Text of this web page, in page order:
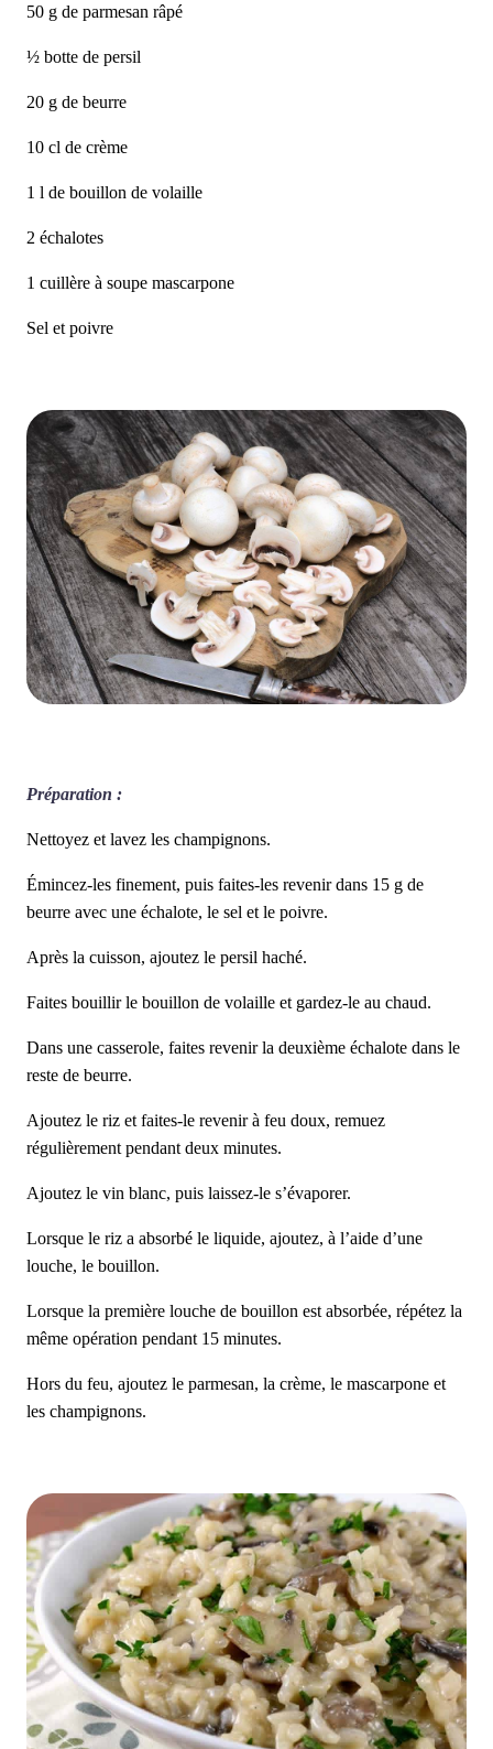
50 g de parmesan râpé
½ botte de persil
20 g de beurre
10 cl de crème
1 l de bouillon de volaille
2 échalotes
1 cuillère à soupe mascarpone
Sel et poivre
Préparation :
Nettoyez et lavez les champignons.
Émincez-les finement, puis faites-les revenir dans 15 g de
beurre avec une échalote, le sel et le poivre.
Après la cuisson, ajoutez le persil haché.
Faites bouillir le bouillon de volaille et gardez-le au chaud.
Dans une casserole, faites revenir la deuxième échalote dans le
reste de beurre.
Ajoutez le riz et faites-le revenir à feu doux, remuez
régulièrement pendant deux minutes.
Ajoutez le vin blanc, puis laissez-le s’évaporer.
Lorsque le riz a absorbé le liquide, ajoutez, à l’aide d’une
louche, le bouillon.
Lorsque la première louche de bouillon est absorbée, répétez la
même opération pendant 15 minutes.
Hors du feu, ajoutez le parmesan, la crème, le mascarpone et
les champignons.